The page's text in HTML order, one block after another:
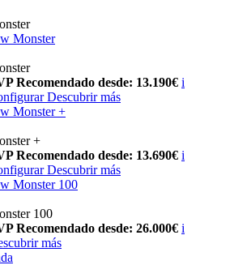
Monster
Recomendado desde: 13.190€ i
Descubrir más
Monster +
+
Recomendado desde: 13.690€ i
Descubrir más
Monster 100
100
Recomendado desde: 26.000€ i
más